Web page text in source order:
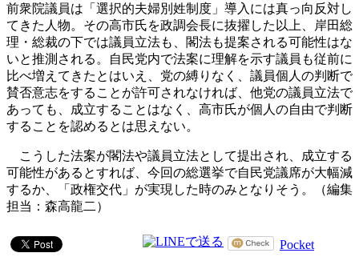
前衆院議員は「選択的夫婦別姓制度」導入には真っ向反対し
てきた人物。その高市氏を政調会長に抜擢した以上、岸田総
理・総裁の下では議員立法も、閣法も提案される可能性はな
いと推測される。自民党内で法案に理解を示す議員も従前に
比べ増えてきたとはいえ、党の縛りなく、議員個人の判断で
賛否意志をすることが許可されなければ、他党の議員立法で
あっても、成立することはなく、高市氏が個人の自由で判断
することを認めるとは思えない。
こうした法案が閣法や議員立法として提出され、成立する
可能性があるとすれば、今回の総選挙で自民党議席が大幅減
するか、「政権交代」が実現した時のみとなりそう。（編集
担当：森高龍二）
Pocket